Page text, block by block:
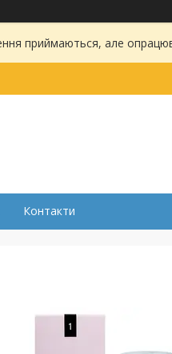
приймаються, але
Контакти